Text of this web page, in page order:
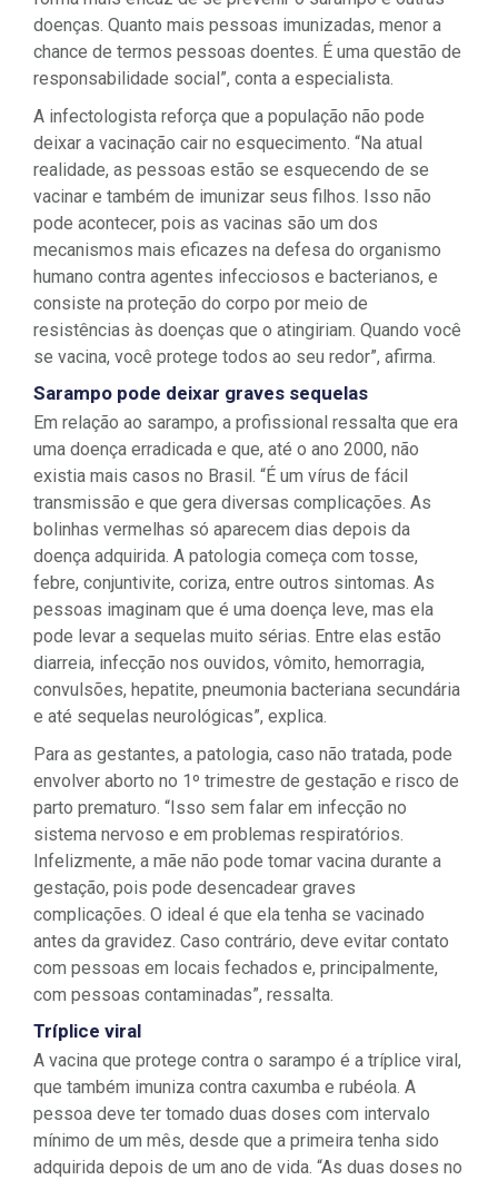
doenças. Quanto mais pessoas imunizadas, menor a
chance de termos pessoas doentes. É uma questão de
responsabilidade social”, conta a especialista.
A infectologista reforça que a população não pode
deixar a vacinação cair no esquecimento. “Na atual
realidade, as pessoas estão se esquecendo de se
vacinar e também de imunizar seus filhos. Isso não
pode acontecer, pois as vacinas são um dos
mecanismos mais eficazes na defesa do organismo
humano contra agentes infecciosos e bacterianos, e
consiste na proteção do corpo por meio de
resistências às doenças que o atingiriam. Quando você
se vacina, você protege todos ao seu redor”, afirma.
Sarampo pode deixar graves sequelas
Em relação ao sarampo, a profissional ressalta que era
uma doença erradicada e que, até o ano 2000, não
existia mais casos no Brasil. “É um vírus de fácil
transmissão e que gera diversas complicações. As
bolinhas vermelhas só aparecem dias depois da
doença adquirida. A patologia começa com tosse,
febre, conjuntivite, coriza, entre outros sintomas. As
pessoas imaginam que é uma doença leve, mas ela
pode levar a sequelas muito sérias. Entre elas estão
diarreia, infecção nos ouvidos, vômito, hemorragia,
convulsões, hepatite, pneumonia bacteriana secundária
e até sequelas neurológicas”, explica.
Para as gestantes, a patologia, caso não tratada, pode
envolver aborto no 1º trimestre de gestação e risco de
parto prematuro. “Isso sem falar em infecção no
sistema nervoso e em problemas respiratórios.
Infelizmente, a mãe não pode tomar vacina durante a
gestação, pois pode desencadear graves
complicações. O ideal é que ela tenha se vacinado
antes da gravidez. Caso contrário, deve evitar contato
com pessoas em locais fechados e, principalmente,
com pessoas contaminadas”, ressalta.
Tríplice viral
A vacina que protege contra o sarampo é a tríplice viral,
que também imuniza contra caxumba e rubéola. A
pessoa deve ter tomado duas doses com intervalo
mínimo de um mês, desde que a primeira tenha sido
adquirida depois de um ano de vida. “As duas doses no